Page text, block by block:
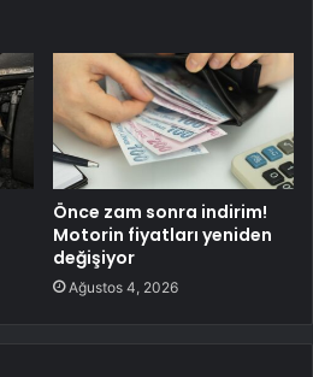
Önce zam sonra indirim!
Motorin fiyatları yeniden
değişiyor
Ağustos 4, 2026